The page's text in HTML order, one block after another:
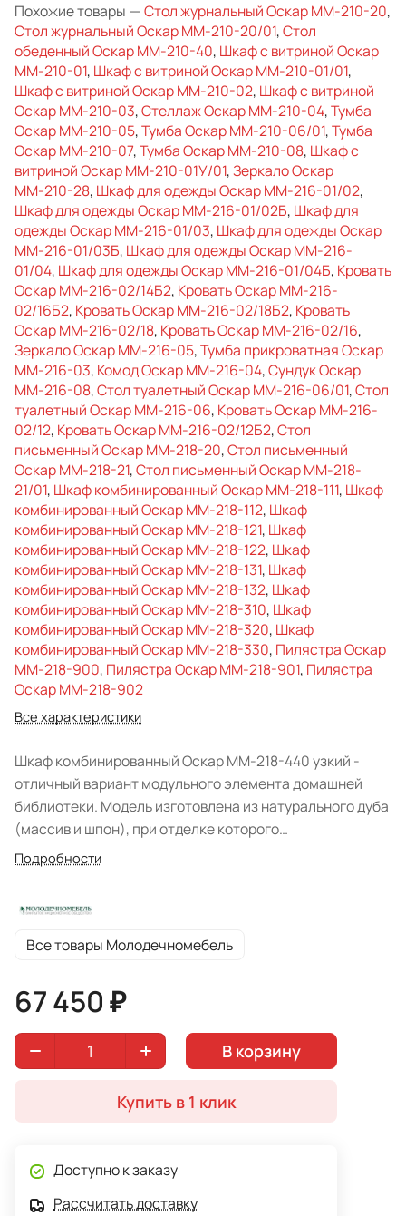
Похожие товары —Стол журнальный Оскар ММ-210-20,
Стол журнальный Оскар ММ-210-20/01,Стол
обеденный Оскар ММ-210-40, Шкаф с витриной Оскар
ММ-210-01, Шкаф с витриной Оскар ММ-210-01/01,
Шкаф с витриной Оскар ММ-210-02, Шкаф с витриной
Оскар ММ-210-03,Стеллаж Оскар ММ-210-04,Тумба
Оскар ММ-210-05,Тумба Оскар ММ-210-06/01,Тумба
Оскар ММ-210-07,Тумба Оскар ММ-210-08, Шкаф с
витриной Оскар ММ-210-01У/01,Зеркало Оскар
ММ-210-28, Шкаф для одежды Оскар ММ-216-01/02,
Шкаф для одежды Оскар ММ-216-01/02Б, Шкаф для
одежды Оскар ММ-216-01/03, Шкаф для одежды Оскар
ММ-216-01/03Б, Шкаф для одежды Оскар ММ-216-
01/04, Шкаф для одежды Оскар ММ-216-01/04Б, Кровать
Оскар ММ-216-02/14Б2, Кровать Оскар ММ-216-
02/16Б2, Кровать Оскар ММ-216-02/18Б2, Кровать
Оскар ММ-216-02/18, Кровать Оскар ММ-216-02/16,
Зеркало Оскар ММ-216-05,Тумба прикроватная Оскар
ММ-216-03, Комод Оскар ММ-216-04,Сундук Оскар
ММ-216-08,Стол туалетный Оскар ММ-216-06/01,Стол
туалетный Оскар ММ-216-06, Кровать Оскар ММ-216-
02/12, Кровать Оскар ММ-216-02/12Б2,Стол
письменный Оскар ММ-218-20,Стол письменный
Оскар ММ-218-21,Стол письменный Оскар ММ-218-
21/01, Шкаф комбинированный Оскар ММ-218-111, Шкаф
комбинированный Оскар ММ-218-112, Шкаф
комбинированный Оскар ММ-218-121, Шкаф
комбинированный Оскар ММ-218-122, Шкаф
комбинированный Оскар ММ-218-131, Шкаф
комбинированный Оскар ММ-218-132, Шкаф
комбинированный Оскар ММ-218-310, Шкаф
комбинированный Оскар ММ-218-320, Шкаф
комбинированный Оскар ММ-218-330, Пилястра Оскар
ММ-218-900, Пилястра Оскар ММ-218-901, Пилястра
Оскар ММ-218-902
Все характеристики
Шкаф комбинированный Оскар ММ-218-440 узкий -
отличный вариант модульного элемента домашней
библиотеки. Модель изготовлена из натурального дуба
(массив и шпон), при отделке которого
использовались высококачественные экологически
Подробности
Все товары Молодечномебель
67 450 ₽
В корзину
Купить в 1 клик
Доступно к заказу
Рассчитать доставку